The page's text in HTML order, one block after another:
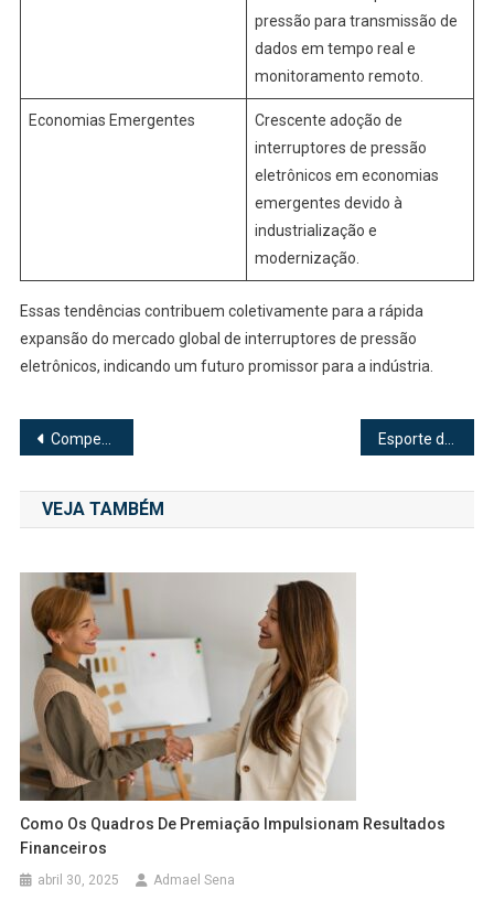
pressão para transmissão de
dados em tempo real e
monitoramento remoto.
Economias Emergentes
Crescente adoção de
interruptores de pressão
eletrônicos em economias
emergentes devido à
industrialização e
modernização.
Essas tendências contribuem coletivamente para a rápida
expansão do mercado global de interruptores de pressão
eletrônicos, indicando um futuro promissor para a indústria.
Navegação
de
Post
Compensa investir em um robô aspirador? Esporte de Campo e Taco
VEJA TAMBÉM
Como Os Quadros De Premiação Impulsionam Resultados
Financeiros
abril 30, 2025 Admael Sena